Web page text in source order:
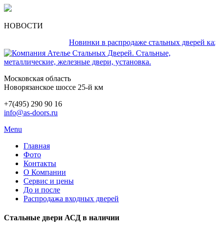
НОВОСТИ
Новинки в распродаже стальных дверей каждый
Московская область
Новорязанское шоссе 25-й км
+7(495) 290 90 16
info@as-doors.ru
Menu
Главная
Фото
Контакты
О Компании
Сервис и цены
До и после
Распродажа входных дверей
Стальные двери АСД в наличии